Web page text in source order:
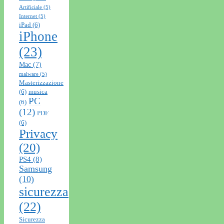
Artificiale (5)
Internet (5)
iPad (6)
iPhone
(23)
Mac (7)
malware (5)
Masterizzazione
(6) musica
(6) PC
(12) PDF
(6)
Privacy
(20)
PS4 (8)
Samsung
(10)
sicurezza
(22)
Sicurezza